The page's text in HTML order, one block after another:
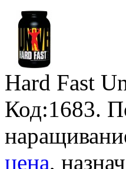
Hard Fast
Код:1683.
цена,